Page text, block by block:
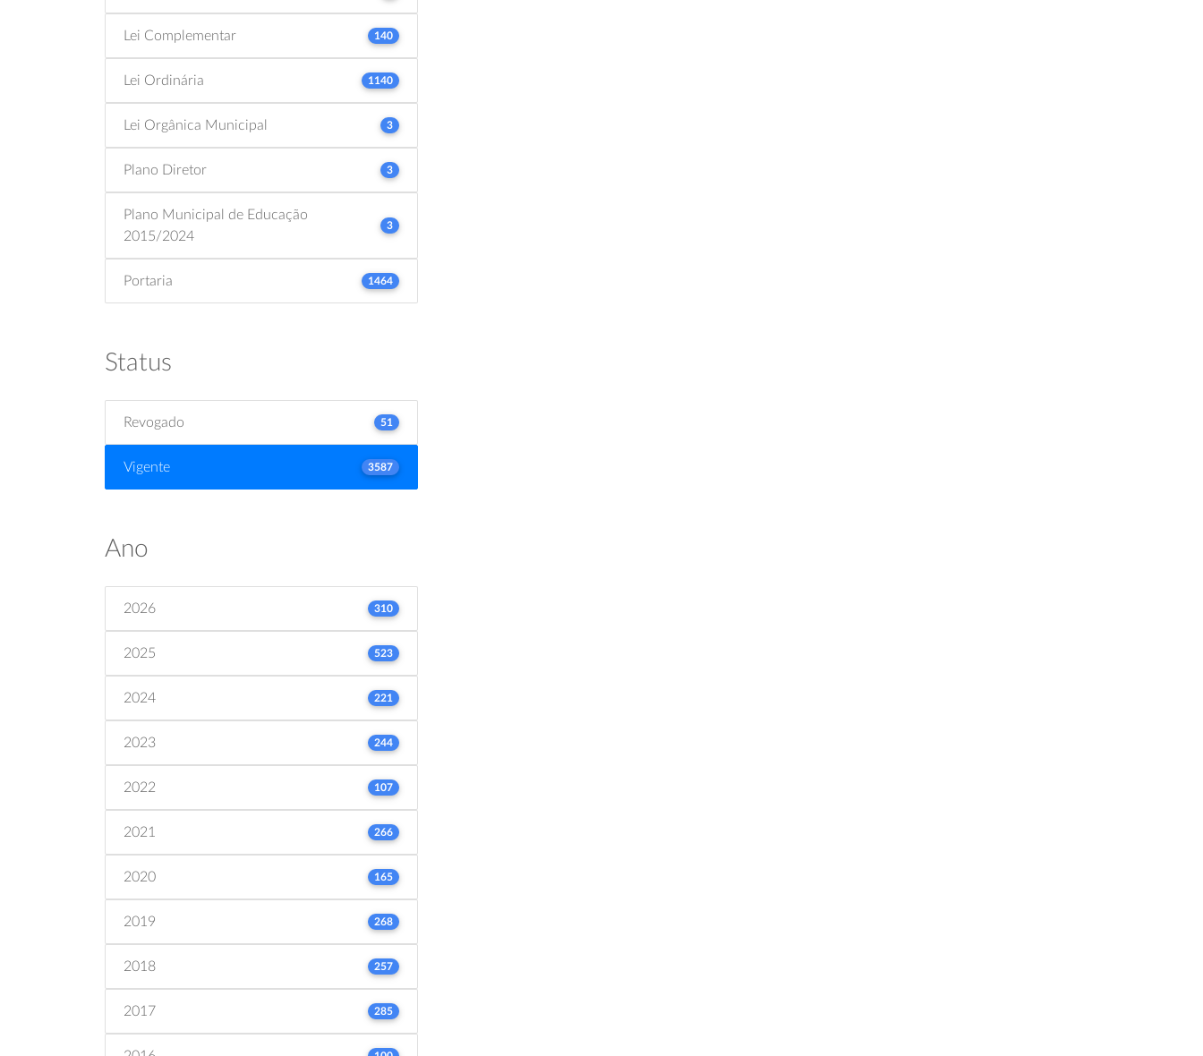
Lei Complementar 140
Lei Ordinária 1140
Lei Orgânica Municipal 3
Plano Diretor 3
Plano Municipal de Educação
2015/2024
3
Portaria 1464
Status
Revogado 51
Vigente 3587
Ano
2026 310
2025 523
2024 221
2023 244
2022 107
2021 266
2020 165
2019 268
2018 257
2017 285